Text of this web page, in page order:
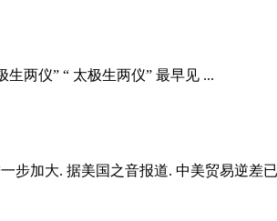
生两仪” “ 太极生两仪” 最早见 ...
步加大. 据美国之音报道. 中美贸易逆差